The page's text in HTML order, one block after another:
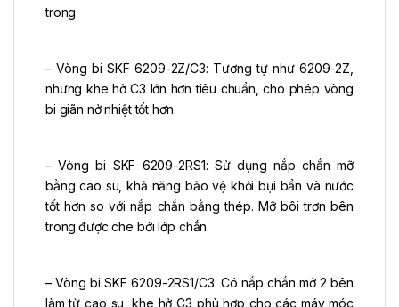
trong.
– Vòng bi SKF 6209-2Z/C3: Tương tự như 6209-2Z,
nhưng khe hở C3 lớn hơn tiêu chuẩn, cho phép vòng
bi giãn nở nhiệt tốt hơn.
– Vòng bi SKF 6209-2RS1: Sử dụng nắp chắn mỡ
bằng cao su, khả năng bảo vệ khỏi bụi bẩn và nước
tốt hơn so với nắp chắn bằng thép. Mỡ bôi trơn bên
trong.được che bởi lớp chắn.
– Vòng bi SKF 6209-2RS1/C3: Có nắp chắn mỡ 2 bên
làm từ cao su, khe hở C3 phù hợp cho các máy móc